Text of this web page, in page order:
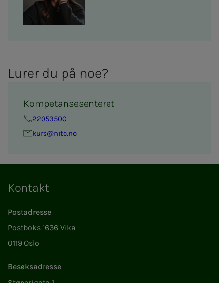
Lu­­­rer du på noe?
Kompetansesenteret
22053500
kurs@nito.no
Kontakt
Postadresse
Postboks 1636 Vika
0119 Oslo
Besøksadresse